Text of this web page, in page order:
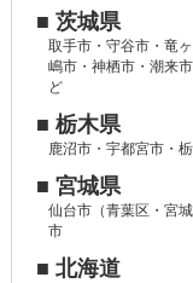
■ 茨城県
取手市・守谷市・竜
嶋市・神栖市・潮来
ど
■ 栃木県
鹿沼市・宇都宮市・
■ 宮城県
仙台市（青葉区・宮
市
■ 北海道